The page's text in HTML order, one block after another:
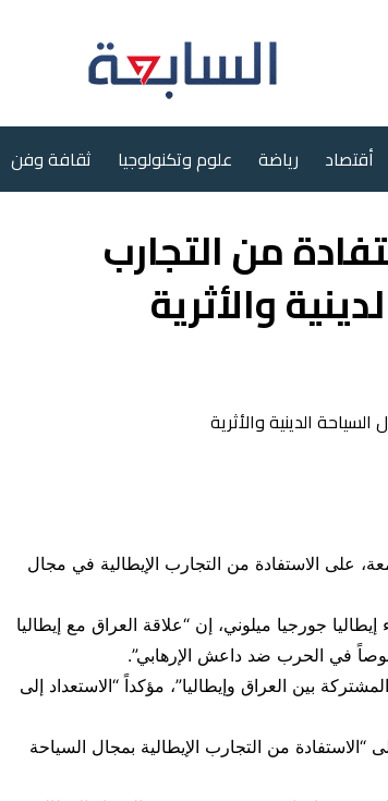
أقتصاد رياضة علوم وتكنولوجيا ثقافة وفن
من التجارب
والأثرية
على الاستفادة من التجارب الإيطالية في مجال
جورجيا ميلوني، إن “علاقة العراق مع إيطاليا
خصوصاً في الحرب ضد داعش الإرهابي”.
بين العراق وإيطاليا”، مؤكداً “الاستعداد إلى
من التجارب الإيطالية بمجال السياحة